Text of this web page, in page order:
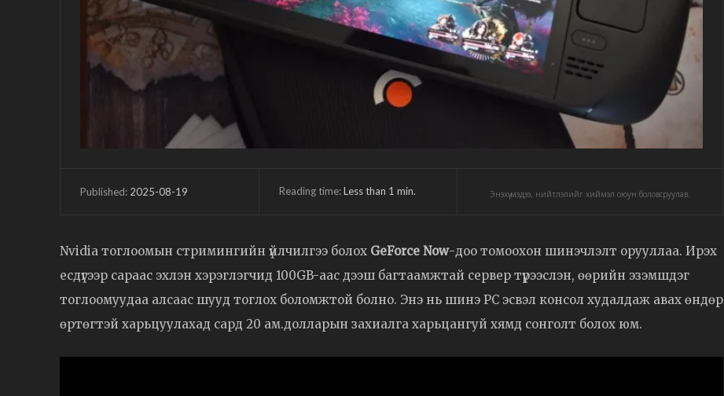
Published: 2025-08-19 Reading time:Less than 1 min. Энэхүү мэдээ, нийтлэлийг хиймэл оюун боловсруулав.
Nvidia тоглоомын стримингийн үйлчилгээ болох GeForce Now-доо томоохон шинэчлэлт орууллаа. Ирэх
есдүгээр сараас эхлэн хэрэглэгчид 100GB-аас дээш багтаамжтай сервер түрээслэн, өөрийн эзэмшдэг
тоглоомуудаа алсаас шууд тоглох боломжтой болно. Энэ нь шинэ PC эсвэл консол худалдаж авах өндөр
өртөгтэй харьцуулахад сард 20 ам.долларын захиалга харьцангуй хямд сонголт болох юм.